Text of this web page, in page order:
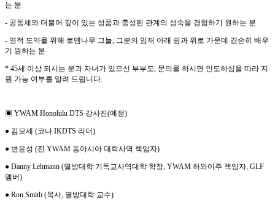
는 분
- 공동체와 더불어 깊이 있는 성품과 충성된 관계의 성숙을 경험하기 원하는 분
- 영적 도약을 위해 로뎀나무 그늘, 그분의 임재 아래 쉼과 위로 가운데 겸손히 배우
기 원하는 분
* 45세 이상 되시는 분과 자녀가 있으신 부부도, 문의를 하시면 인도하심을 따라 지
원 가능 여부를 알려 드립니다.
▣ YWAM Honolulu DTS 강사진(예정)
● 김모세 (코나 IKDTS 리더)
● 변윤성 (전 YWAM 동아시아 대학사역 책임자)
● Danny Lehmann (열방대학 기독교사역대학 학장, YWAM 하와이주 책임자, GLF
멤버)
● Ron Smith (목사, 열방대학 교수)